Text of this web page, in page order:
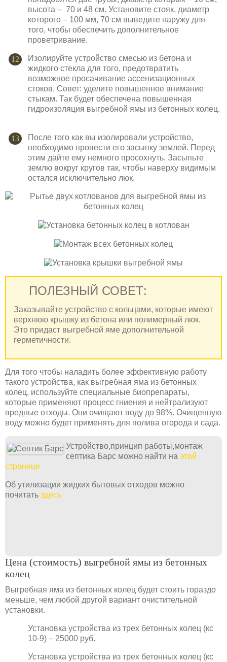
высота – 70 и 48 см. Установите стояк, диаметр
которого – 100 мм, 70 см выведите наружу для
того, чтобы обеспечить дополнительное
проветривание.
Изолируйте устройство смесью из бетона и
жидкого стекла для того, предотвратить
возможное просачивание ассенизационных
стоков. Совет: уделите повышенное внимание
стыкам. Так будет обеспечена повышенная
гидроизоляция выгребной ямы из бетонных колец.
После того как вы изолировали устройство,
необходимо провести его засыпку землей. Перед
этим дайте ему немного просохнуть. Засыпьте
землю вокруг кругов так, чтобы наверху видимым
остался исключительно люк.
ПОЛЕЗНЫЙ СОВЕТ:
Заказывайте устройство с кольцами, которые имеют
верхнюю крышку из бетона или полимерный люк.
Это придаст выгребной яме дополнительной
герметичности.
Для того чтобы наладить более эффективную работу
такого устройства, как выгребная яма из бетонных
колец, используйте специальные биопрепараты,
которые применяют процесс гниения и нейтрализуют
вредные отходы. Они очищают воду до 98%. Очищенную
воду можно будет применять для полива огорода и сада.
Устройство,принцип работы,монтаж
септика Барс можно найти на этой
странице
Об утилизации жидких бытовых отходов можно
почитать здесь
Цена (стоимость) выгребной ямы из бетонных
колец
Выгребная яма из бетонных колец будет стоить гораздо
меньше, чем любой другой вариант очистительной
установки.
Установка устройства из трех бетонных колец (кс
10-9) – 25000 руб.
Установка устройства из трех бетонных колец (кс